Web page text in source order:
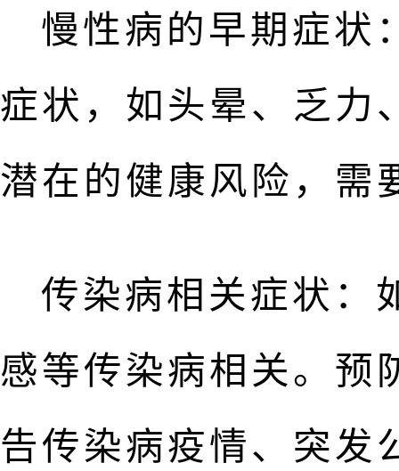
慢性病的早期症状
症状，如头晕、乏力
潜在的健康风险，需
传染病相关症状：
感等传染病相关。预
告传染病疫情、突发